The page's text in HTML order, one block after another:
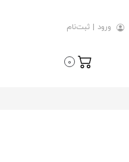
ورود | ثبت‌نام
0